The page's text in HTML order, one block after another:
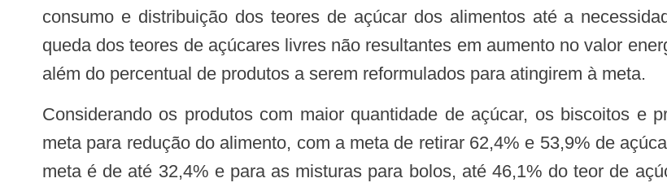
consumo e distribuição dos teores de açúcar dos alimentos até a
queda dos teores de açúcares livres não resultantes em aumento no valor
além do percentual de produtos a serem reformulados para atingirem à meta.
Considerando os produtos com maior quantidade de açúcar, os biscoitos e produtos lácteos terão os maiores percentuais de
meta para redução do alimento, com a meta de retirar 62,4% e 53,9% de
meta é de até 32,4% e para as misturas para bolos, até 46,1% do teor de